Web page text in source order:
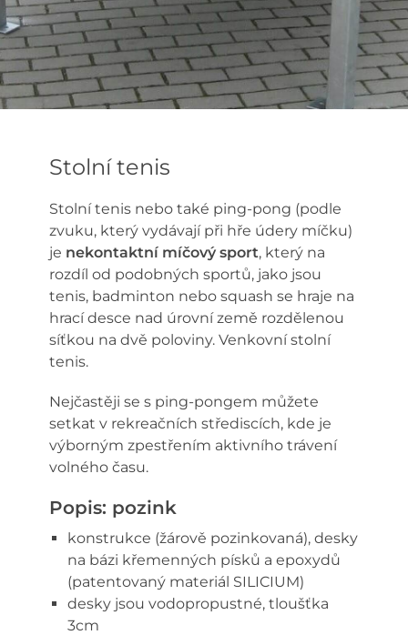
Stolní tenis
Stolní tenis nebo také ping-pong (podle
zvuku, který vydávají při hře údery míčku)
je nekontaktní míčový sport, který na
rozdíl od podobných sportů, jako jsou
tenis, badminton nebo squash se hraje na
hrací desce nad úrovní země rozdělenou
síťkou na dvě poloviny. Venkovní stolní
tenis.
Nejčastěji se s ping-pongem můžete
setkat v rekreačních střediscích, kde je
výborným zpestřením aktivního trávení
volného času.
Popis: pozink
konstrukce (žárově pozinkovaná), desky
na bázi křemenných písků a epoxydů
(patentovaný materiál SILICIUM)
desky jsou vodopropustné, tloušťka
3cm